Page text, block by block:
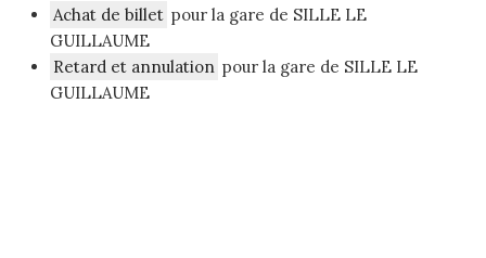
Achat de billet pour la gare de SILLE LE
GUILLAUME
Retard et annulation pour la gare de SILLE LE
GUILLAUME